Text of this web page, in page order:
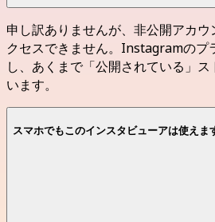
申し訳ありませんが、非公開アカ
クセスできません。Instagramのプ
し、あくまで「公開されている」
います。
スマホでもこのインスタビューアは使えま